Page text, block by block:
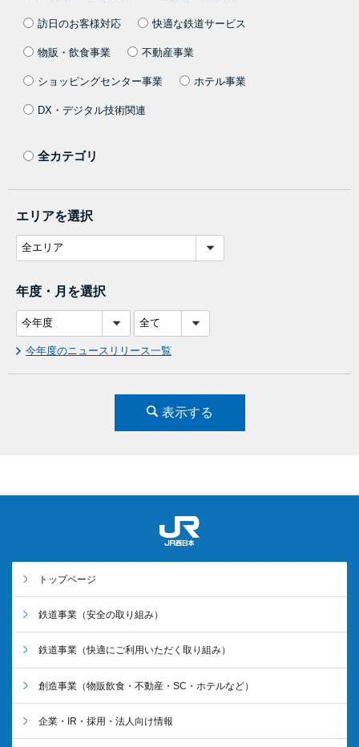
訪日のお客様対応 快適な鉄道サービス
物販・飲食事業 不動産事業
ショッピングセンター事業 ホテル事業
DX・デジタル技術関連
全カテゴリ
エリアを選択
年度・月を選択
今年度のニュースリリース一覧
表示する
トップページ
鉄道事業 （安全の取り組み）
鉄道事業 （快適にご利用いただく取り組み）
創造事業 （物販飲食・不動産・SC・ホテルなど）
企業・IR・採用・法人向け情報